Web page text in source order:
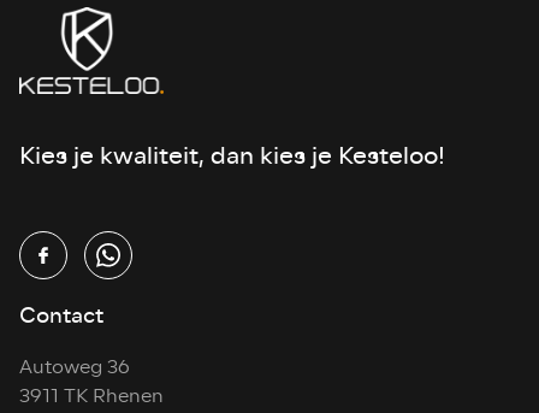
Kies je kwaliteit, dan kies je Kesteloo!
Contact
Autoweg 36
3911 TK Rhenen